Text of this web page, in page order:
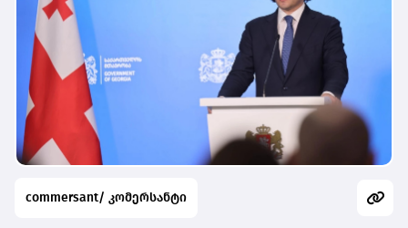
commersant/ კომერსანტი